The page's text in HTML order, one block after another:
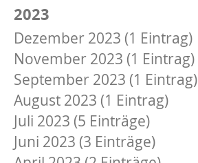
2023
Dezember 2023 (1 Eintrag)
November 2023 (1 Eintrag)
September 2023 (1 Eintrag)
August 2023 (1 Eintrag)
Juli 2023 (5 Einträge)
Juni 2023 (3 Einträge)